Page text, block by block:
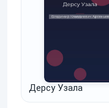
Дерсу Узала